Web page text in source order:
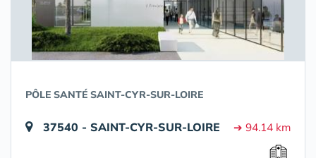
PÔLE SANTÉ SAINT-CYR-SUR-LOIRE
37540 - SAINT-CYR-SUR-LOIRE ➔ 94.14 km